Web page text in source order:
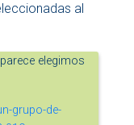
al
elegimos